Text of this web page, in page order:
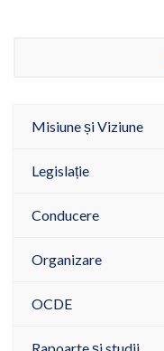
Misiune și Viziune
Legislație
Conducere
Organizare
OCDE